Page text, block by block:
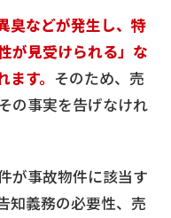
臭などが発生し、特
が見受けられる」な
す。 そのため、売
の事実を告げなけれ
が事故物件に該当す
知義務の必要性、売